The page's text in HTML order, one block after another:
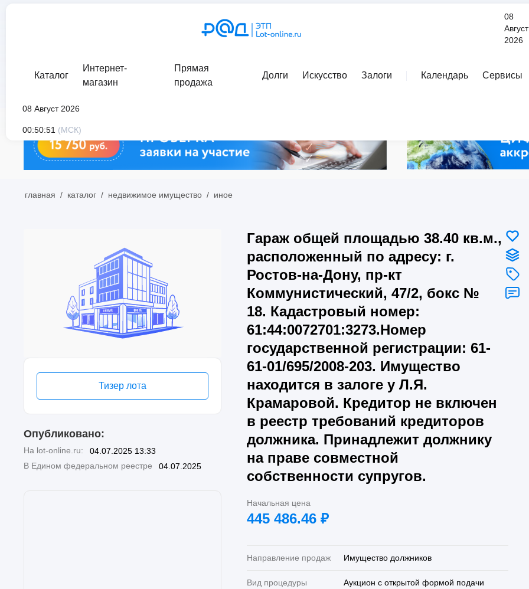
08
Август
2026
Каталог
Интернет-
магазин
Прямая
продажа
Долги Искусство Залоги Календарь Сервисы
08 Август 2026
00:50:51 (МСК)
главная / каталог / недвижимое имущество / иное
Тизер лота
Опубликовано:
На lot-online.ru:
04.07.2025 13:33
В Едином федеральном реестре
04.07.2025
Гараж общей площадью 38.40 кв.м.,
расположенный по адресу: г.
Ростов-на-Дону, пр-кт
Коммунистический, 47/2, бокс №
18. Кадастровый номер:
61:44:0072701:3273.Номер
государственной регистрации: 61-
61-01/695/2008-203. Имущество
находится в залоге у Л.Я.
Крамаровой. Кредитор не включен
в реестр требований кредиторов
должника. Принадлежит должнику
на праве совместной
собственности супругов.
Начальная цена
445 486.46 ₽
Направление продаж Имущество должников
Вид процедуры
Аукцион с открытой формой подачи